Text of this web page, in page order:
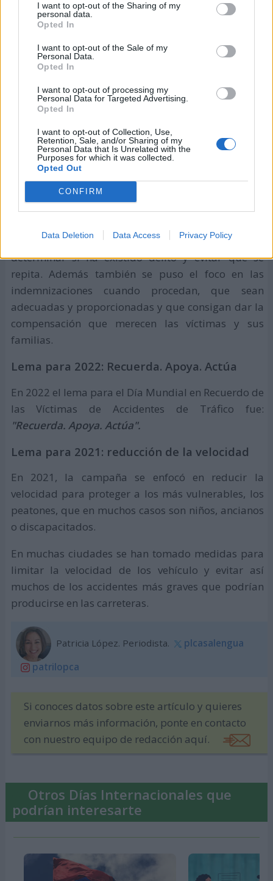
I want to opt-out of the Sharing of my
personal data.
Opted In
I want to opt-out of the Sale of my
Personal Data.
Opted In
I want to opt-out of processing my
Personal Data for Targeted Advertising.
Opted In
I want to opt-out of Collection, Use,
Retention, Sale, and/or Sharing of my
Personal Data that Is Unrelated with the
Purposes for which it was collected.
Opted Out
CONFIRM
Data Deletion Data Access Privacy Policy
detuvo o cambió para siempre la historia de una
persona y de su familia y amigos.
Todas las víctimas de accidentes de tráfico tienen
una historia deese día
emocional es tan fuerte que no se borra facilmente.
las víctimas de accidentes de tráfico fue
"Ese día"
En 2023 se repitió el lema del año pasado
En 2023 se repitió el mismo lema del año 2022:
"Recuerda. Apoya. Actúa". Se centraba en la
investigación de los hechos tras un accidente para
determinar si ha existido delito y evitar que se
repita. Además también se puso el foco en las
indemnizaciones cuando procedan, que sean
adecuadas y proporcionadas y que consigan dar la
compensación que merecen las víctimas y sus
familias.
Lema para 2022: Recuerda. Apoya. Actúa
En 2022 el lema para el Día Mundial en Recuerdo de
las Víctimas de Accidentes de Tráfico fue:
"Recuerda. Apoya. Actúa".
Lema para 2021: reducción de la velocidad
En 2021, la campaña se enfocó en reducir la
velocidad para proteger a los más vulnerables, los
peatones, que en muchos casos son niños, ancianos
o discapacitados.
En muchas ciudades se han tomado medidas para
limitar la velocidad de los vehículo y evitar así
muchos de los accidentes más graves que podrían
producirse en las carreteras.
Patricia López. Periodista.
plcasalengua
patrilopca
Si conoces datos sobre este artículo y quieres
enviarnos más información, ponte en contacto
con nuestro equipo de redacción aquí.
Otros Días Internacionales que
podrían interesarte